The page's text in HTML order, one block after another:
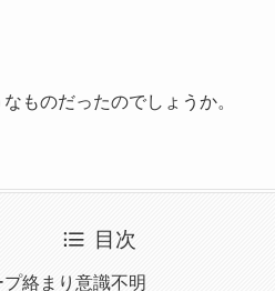
ものだったのでしょうか。
目次
絡まり意識不明